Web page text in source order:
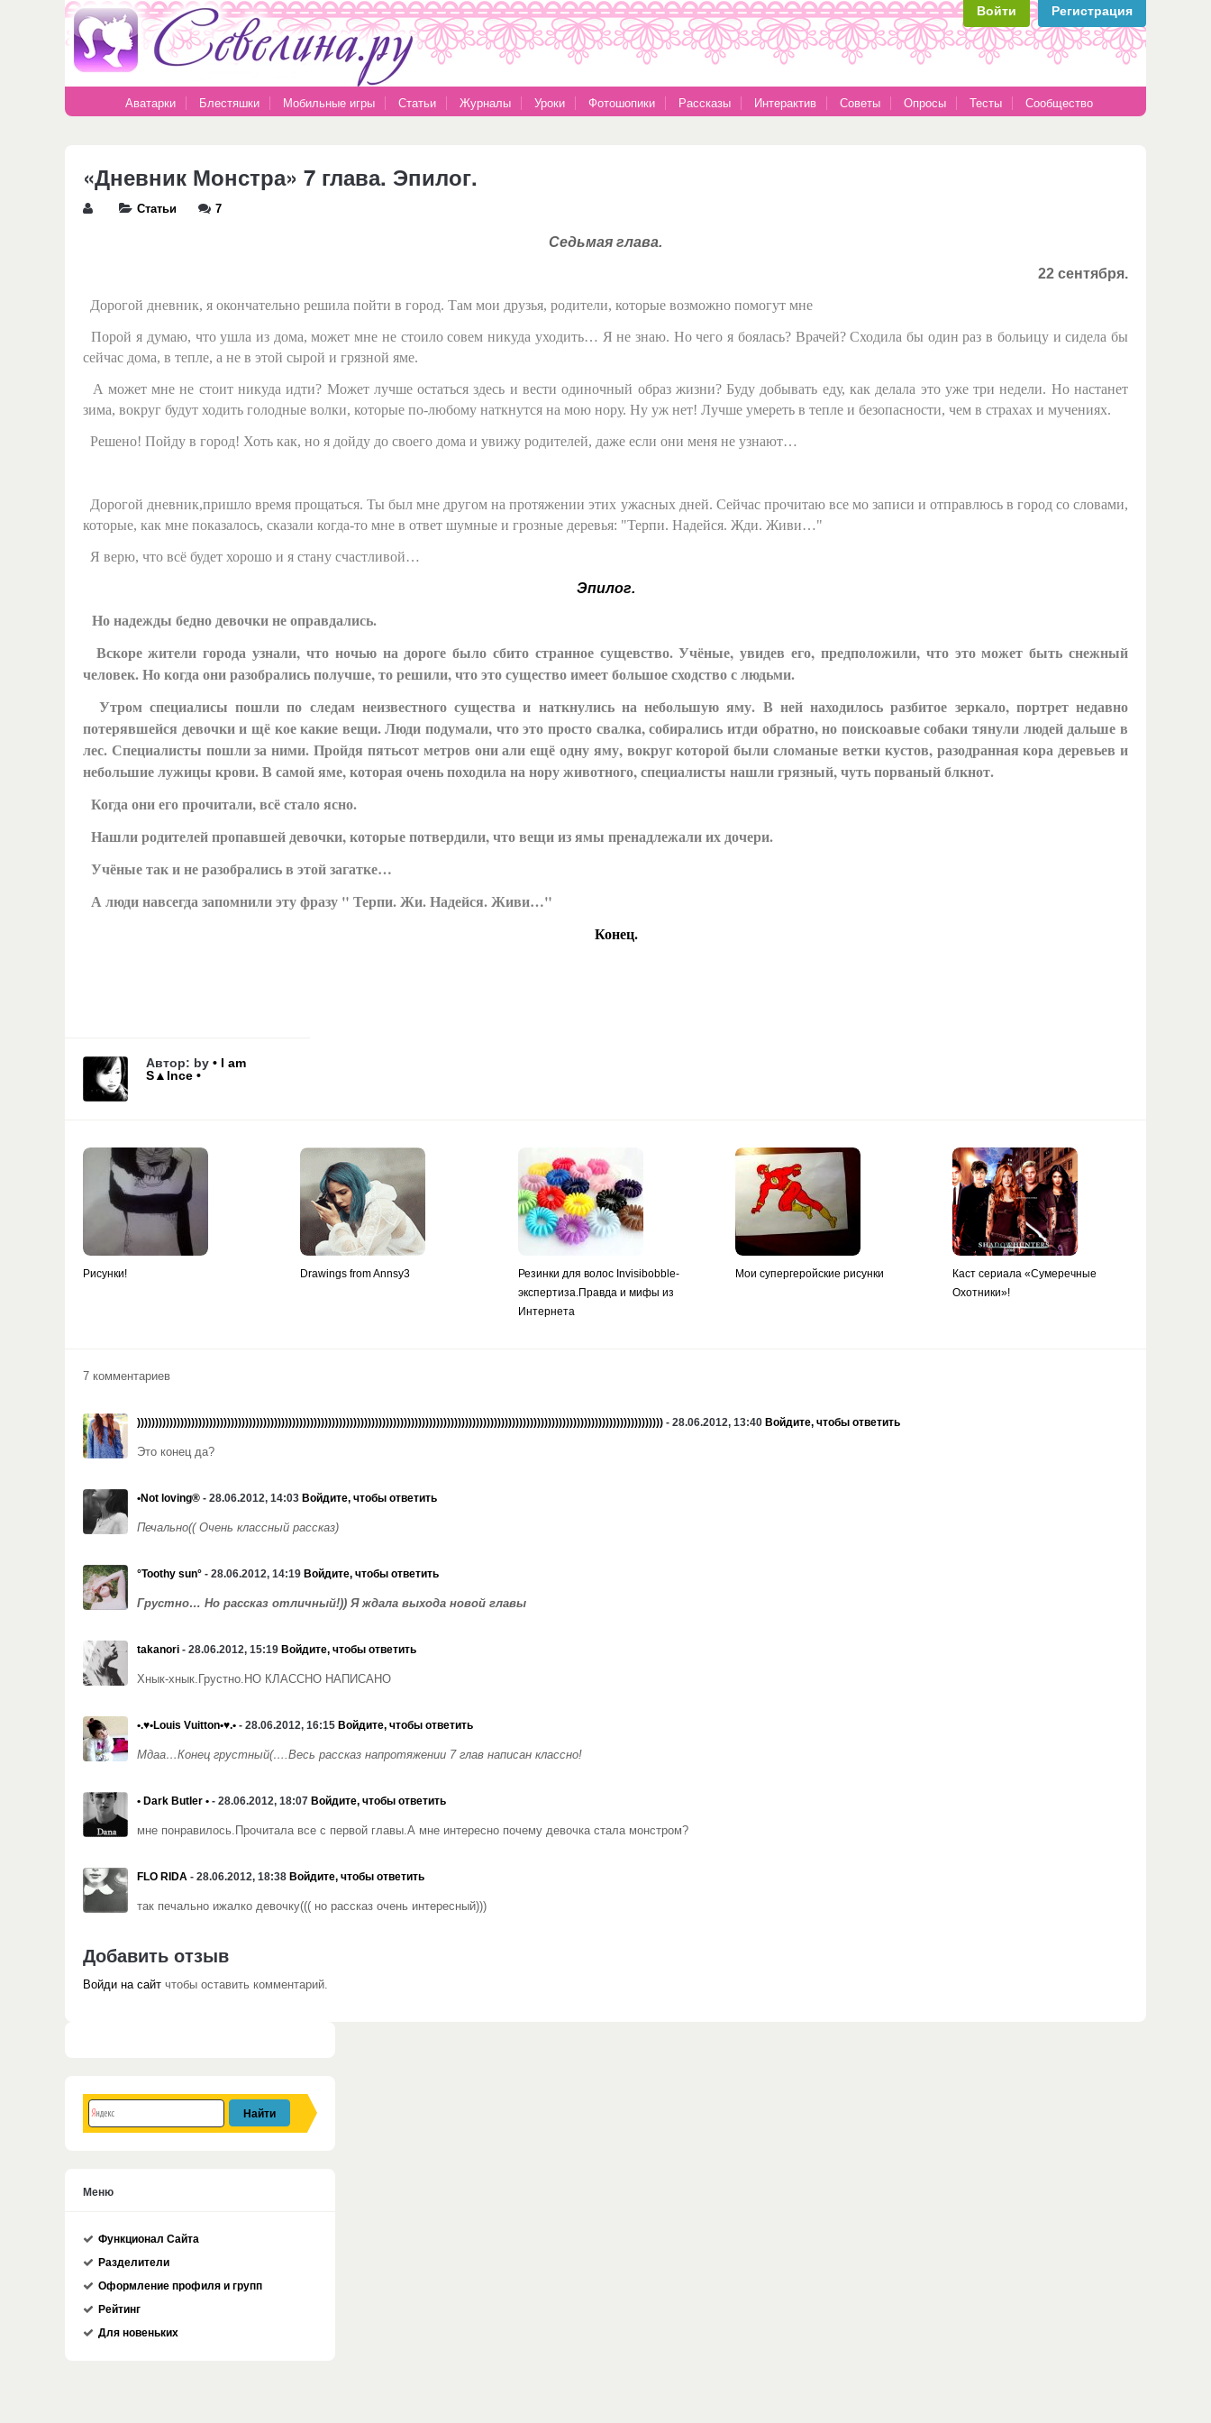
Войти Регистрация
Аватарки Блестяшки Мобильные игры Статьи Журналы Уроки Фотошопики Рассказы Интерактив Советы Опросы Тесты Сообщество
«Дневник Монстра» 7 глава. Эпилог.
Статьи 7
Седьмая глава.
22 сентября.
Дорогой дневник, я окончательно решила пойти в город. Там мои друзья, родители, которые возможно помогут мне
Порой я думаю, что ушла из дома, может мне не стоило совем никуда уходить… Я не знаю. Но чего я боялась? Врачей? Сходила бы один раз в больицу и сидела бы
сейчас дома, в тепле, а не в этой сырой и грязной яме.
А может мне не стоит никуда идти? Может лучше остаться здесь и вести одиночный образ жизни? Буду добывать еду, как делала это уже три недели. Но настанет
зима, вокруг будут ходить голодные волки, которые по-любому наткнутся на мою нору. Ну уж нет! Лучше умереть в тепле и безопасности, чем в страхах и мучениях.
Решено! Пойду в город! Хоть как, но я дойду до своего дома и увижу родителей, даже если они меня не узнают…
Дорогой дневник,пришло время прощаться. Ты был мне другом на протяжении этих ужасных дней. Сейчас прочитаю все мо записи и отправлюсь в город со словами,
которые, как мне показалось, сказали когда-то мне в ответ шумные и грозные деревья: "Терпи. Надейся. Жди. Живи…"
Я верю, что всё будет хорошо и я стану счастливой…
Эпилог.
Но надежды бедно девочки не оправдались.
Вскоре жители города узнали, что ночью на дороге было сбито странное сущевство. Учёные, увидев его, предположили, что это может быть снежный
человек. Но когда они разобрались получше, то решили, что это существо имеет большое сходство с людьми.
Утром специалисы пошли по следам неизвестного существа и наткнулись на небольшую яму. В ней находилось разбитое зеркало, портрет недавно
потерявшейся девочки и щё кое какие вещи. Люди подумали, что это просто свалка, собирались итди обратно, но поискоавые собаки тянули людей дальше в
лес. Специалисты пошли за ними. Пройдя пятьсот метров они али ещё одну яму, вокруг которой были сломаные ветки кустов, разодранная кора деревьев и
небольшие лужицы крови. В самой яме, которая очень походила на нору животного, специалисты нашли грязный, чуть порваный блкнот.
Когда они его прочитали, всё стало ясно.
Нашли родителей пропавшей девочки, которые потвердили, что вещи из ямы пренадлежали их дочери.
Учёные так и не разобрались в этой загатке…
А люди навсегда запомнили эту фразу " Терпи. Жи. Надейся. Живи…"
Конец.
Автор: by • I am
S▲lnce •
Рисунки! Drawings from Annsy3
Резинки для волос Invisibobble-
экспертиза.Правда и мифы из
Интернета
Мои супергеройские рисунки
Каст сериала «Сумеречные
Охотники»!
7 комментариев
)))))))))))))))))))))))))))))))))))))))))))))))))))))))))))))))))))))))))))))))))))))))))))))))))))))))))))))))))))))))))))))))))))))))))))))))))) - 28.06.2012, 13:40 Войдите, чтобы ответить
Это конец да?
•Not loving® - 28.06.2012, 14:03 Войдите, чтобы ответить
Печально(( Очень классный рассказ)
°Toothy sun° - 28.06.2012, 14:19 Войдите, чтобы ответить
Грустно… Но рассказ отличный!)) Я ждала выхода новой главы
takanori - 28.06.2012, 15:19 Войдите, чтобы ответить
Хнык-хнык.Грустно.НО КЛАССНО НАПИСАНО
•.♥•Louis Vuitton•♥.• - 28.06.2012, 16:15 Войдите, чтобы ответить
Мдаа…Конец грустный(….Весь рассказ напротяжении 7 глав написан классно!
• Dark Butler • - 28.06.2012, 18:07 Войдите, чтобы ответить
мне понравилось.Прочитала все с первой главы.А мне интересно почему девочка стала монстром?
FLO RIDA - 28.06.2012, 18:38 Войдите, чтобы ответить
так печально ижалко девочку((( но рассказ очень интересный)))
Добавить отзыв
Войди на сайт чтобы оставить комментарий.
Меню
Функционал Сайта
Разделители
Оформление профиля и групп
Рейтинг
Для новеньких